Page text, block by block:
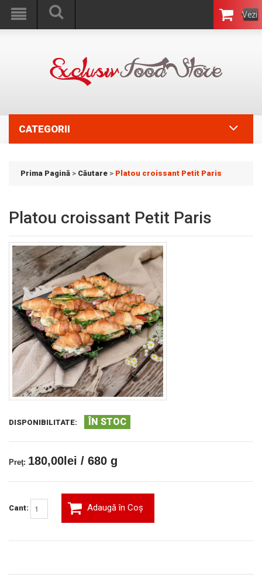
Vezi
Coşul
CATEGORII
Prima Pagină > Căutare > Platou croissant Petit Paris
Platou croissant Petit Paris
DISPONIBILITATE: ÎN STOC
Preţ: 180,00lei / 680 g
Cant: Adaugă în Coş